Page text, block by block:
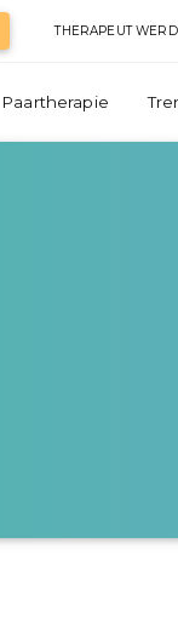
THERAPEUT
Paartherapie